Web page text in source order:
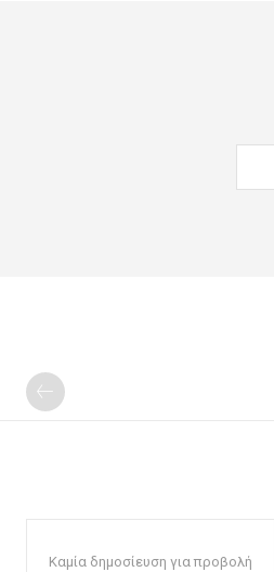
Καμία δημοσίευση για προβολή